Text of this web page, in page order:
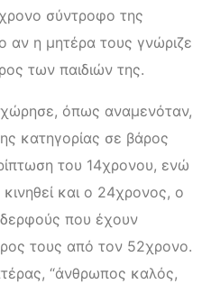
σύντροφο της
αν η μητέρα τους γνώριζε
των παιδιών της.
όπως αναμενόταν,
κατηγορίας σε βάρος
του 14χρονου, ενώ
και ο 24χρονος, ο
που έχουν
τους από τον 52χρονο.
“άνθρωπος καλός,